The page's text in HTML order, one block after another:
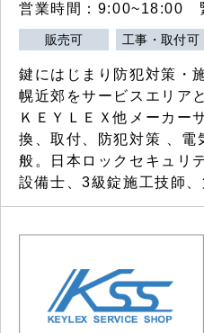
営業時間：9:00~18:00
販売可 工事・取付可
鍵にはじまり防犯対策・
幌近郊をサービスエリア
ＫＥＹＬＥＸ他メーカー
換、取付、防犯対策 、電
般。日本ロックセキュリ
設備士、3級錠施工技師